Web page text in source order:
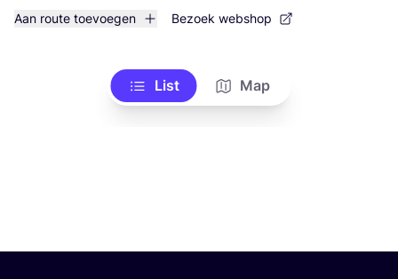
Aan route toevoegen Bezoek webshop
List Map